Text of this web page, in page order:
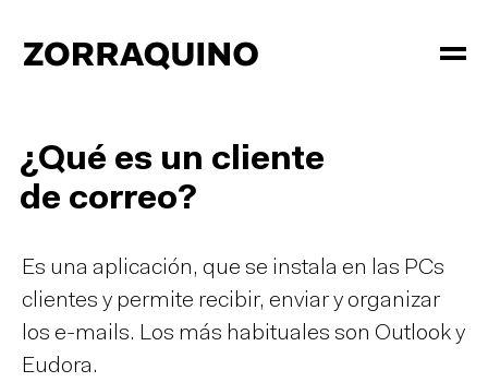
¿Qué es un cliente
de correo?
Es una aplicación, que se instala en las PCs
clientes y permite recibir, enviar y organizar
los e-mails. Los más habituales son Outlook y
Eudora.